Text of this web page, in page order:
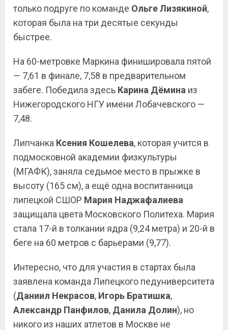
только подруге по команде Ольге Лизякиной,
которая была на три десятые секунды
быстрее.
На 60-метровке Маркина финишировала пятой
— 7,61 в финале, 7,58 в предварительном
забеге. Победила здесь Карина Дёмина из
Нижегородского НГУ имени Лобачевского —
7,48.
Липчанка Ксения Кошелева, которая учится в
подмосковной академии физкультуры
(МГАФК), заняла седьмое место в прыжке в
высоту (165 см), а ещё одна воспитанница
липецкой СШОР Мария Наджафалиева
защищала цвета Московского Политеха. Мария
стала 17-й в толкании ядра (9,24 метра) и 20-й в
беге на 60 метров с барьерами (9,77).
Интересно, что для участия в стартах была
заявлена команда Липецкого педуниверситета
(Даниил Некрасов, Игорь Братишка,
Александр Панфилов, Данила Долин), но
никого из наших атлетов в Москве не